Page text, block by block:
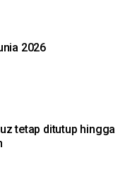
2026
tetap ditutup hingga